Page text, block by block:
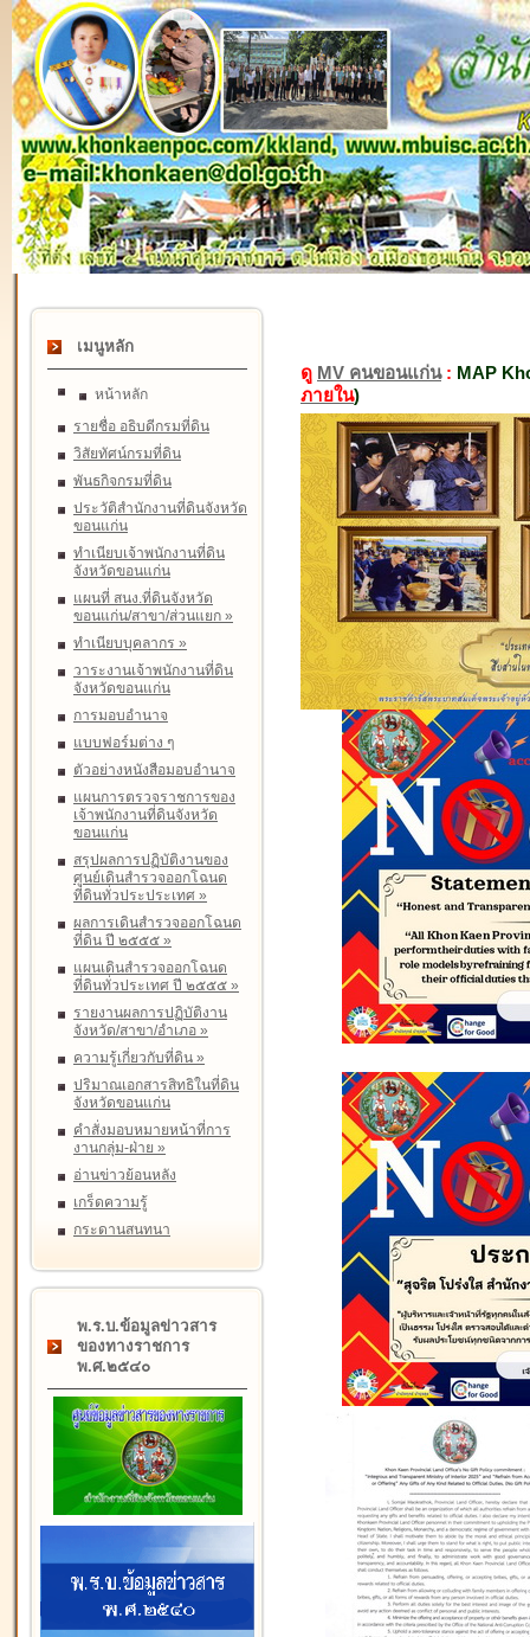
เมนูหลัก
หน้าหลัก
รายชื่อ อธิบดีกรมที่ดิน
วิสัยทัศน์กรมที่ดิน
พันธกิจกรมที่ดิน
ประวัติสำนักงานที่ดินจังหวัด
ขอนแก่น
ทำเนียบเจ้าพนักงานที่ดิน
จังหวัดขอนแก่น
แผนที่ สนง.ที่ดินจังหวัด
ขอนแก่น/สาขา/ส่วนแยก »
ทำเนียบบุคลากร »
วาระงานเจ้าพนักงานที่ดิน
จังหวัดขอนแก่น
การมอบอำนาจ
แบบฟอร์มต่าง ๆ
ตัวอย่างหนังสือมอบอำนาจ
แผนการตรวจราชการของ
เจ้าพนักงานที่ดินจังหวัด
ขอนแก่น
สรุปผลการปฏิบัติงานของ
ศูนย์เดินสำรวจออกโฉนด
ที่ดินทั่วประประเทศ »
ผลการเดินสำรวจออกโฉนด
ที่ดิน ปี ๒๕๕๕ »
แผนเดินสำรวจออกโฉนด
ที่ดินทั่วประเทศ ปี ๒๕๕๕ »
รายงานผลการปฏิบัติงาน
จังหวัด/สาขา/อำเภอ »
ความรู้เกี่ยวกับที่ดิน »
ปริมาณเอกสารสิทธิในที่ดิน
จังหวัดขอนแก่น
คำสั่งมอบหมายหน้าที่การ
งานกลุ่ม-ฝ่าย »
อ่านข่าวย้อนหลัง
เกร็ดความรู้
กระดานสนทนา
พ.ร.บ.ข้อมูลข่าวสาร
ของทางราชการ
พ.ศ.๒๕๔๐
ดู MV คนขอนแก่น: MAP
ภายใน)